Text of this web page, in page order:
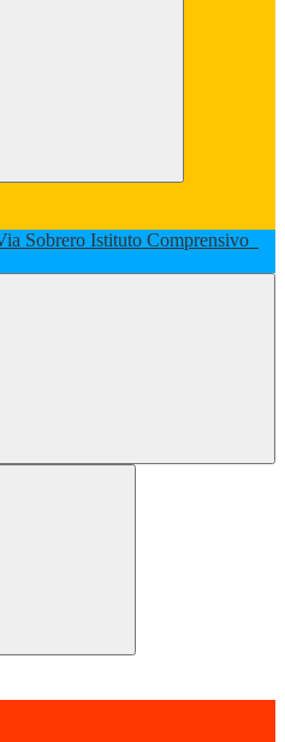
Istituto Comprensivo